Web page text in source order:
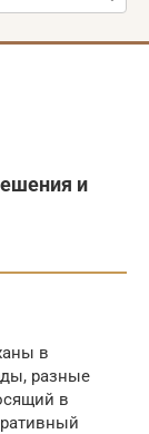
и
в
разные
в